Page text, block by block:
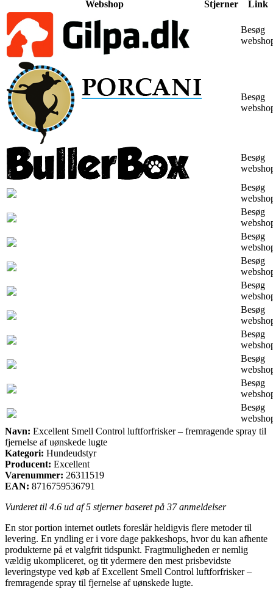
Webshop Stjerner Link
Besøg
Besøg
Besøg
Besøg
Besøg
Besøg
Besøg
Besøg
Besøg
Besøg
Besøg
Besøg
Besøg
Navn: Excellent Smell Control luftforfrisker – fremragende spray til
fjernelse af uønskede lugte
Kategori: Hundeudstyr
Producent: Excellent
Varenummer: 26311519
EAN: 8716759536791
Vurderet til 4.6 ud af 5 stjerner baseret på 37anmeldelser
En stor portion internet outlets foreslår heldigvis flere metoder til
levering. En yndling er i vore dage pakkeshops, hvor du kan afhente
produkterne på et valgfrit tidspunkt. Fragtmuligheden er nemlig
vældig ukompliceret, og tit ydermere den mest prisbevidste
leveringstype ved køb af Excellent Smell Control luftforfrisker –
fremragende spray til fjernelse af uønskede lugte.